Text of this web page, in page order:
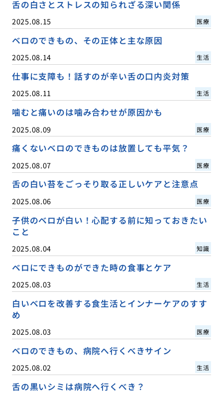
舌の白さとストレスの知られざる深い関係
2025.08.15 医療
ベロのできもの、その正体と主な原因
2025.08.14 生活
仕事に支障も！話すのが辛い舌の口内炎対策
2025.08.11 生活
噛むと痛いのは噛み合わせが原因かも
2025.08.09 医療
痛くないベロのできものは放置しても平気？
2025.08.07 医療
舌の白い苔をごっそり取る正しいケアと注意点
2025.08.06 医療
子供のベロが白い！心配する前に知っておきたい
こと
2025.08.04 知識
ベロにできものができた時の食事とケア
2025.08.03 生活
白いベロを改善する食生活とインナーケアのすす
め
2025.08.03 医療
ベロのできもの、病院へ行くべきサイン
2025.08.02 生活
舌の黒いシミは病院へ行くべき？